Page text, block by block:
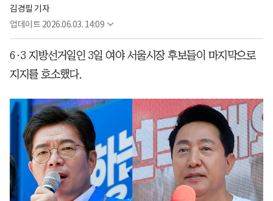
김경필 기자
업데이트 2026.06.03. 14:09
6·3 지방선거일인 3일 여야 서울시장 후보들이 마지막으로
지지를 호소했다.